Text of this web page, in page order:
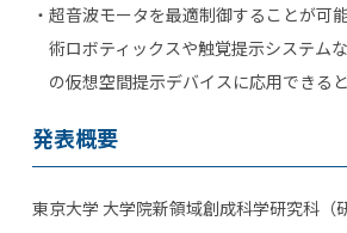
超音波モータを最適制御することが可
術ロボティックスや触覚提示システム
の仮想空間提示デバイスに応用できる
発表概要
東京大学 大学院新領域創成科学研究科（